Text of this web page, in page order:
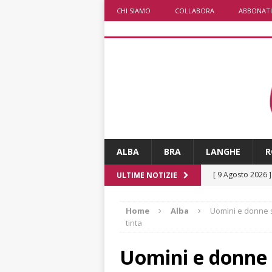
CHI SIAMO COLLABORA ABBONATI
ALBA BRA LANGHE
ULTIME NOTIZIE [ 9 Agosto 2026 ]
rotonda al Gallo
fiducia dei clienti
Home Alba
Uomini e donne
tinta
Uomini e donne